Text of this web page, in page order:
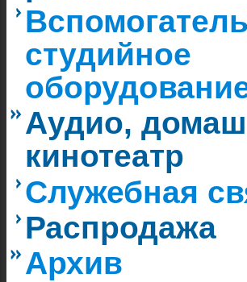
студийное
Аудио,
кинотеатр
Служебная
Распродажа
Архив